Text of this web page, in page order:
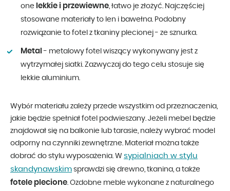
one lekkie i przewiewne, łatwo je złożyć. Najczęściej
stosowane materiały to len i bawełna. Podobny
rozwiązanie to fotel z tkaniny plecionej - ze sznurka.
Metal - metalowy fotel wiszący wykonywany jest z
wytrzymałej siatki. Zazwyczaj do tego celu stosuje się
lekkie aluminium.
Wybór materiału zależy przede wszystkim od przeznaczenia,
jakie będzie spełniał fotel podwieszany. Jeżeli mebel będzie
znajdował się na balkonie lub tarasie, należy wybrać model
odporny na czynniki zewnętrzne. Materiał można także
dobrać do stylu wyposażenia. W sypialniach w stylu
skandynawskim sprawdzi się drewno, tkanina, a także
fotele plecione. Ozdobne meble wykonane z naturalnego